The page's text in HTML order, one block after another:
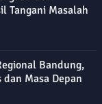
Tangani Masalah
Bandung,
Masa Depan